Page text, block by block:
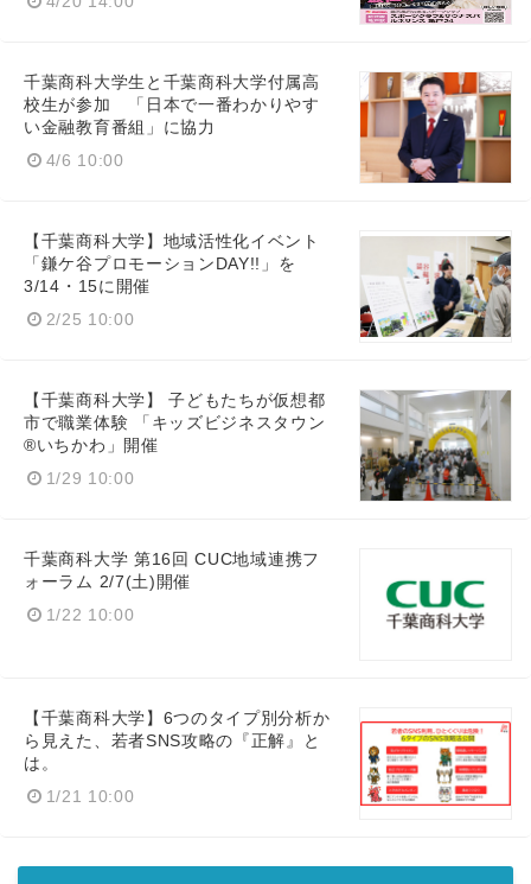
千葉商科大学生と千葉商科大学付属高
校生が参加 「日本で一番わかりやす
い金融教育番組」に協力
4/6 10:00
【千葉商科大学】地域活性化イベント
「鎌ケ谷プロモーションDAY!!」を
3/14・15に開催
2/25 10:00
【千葉商科大学】 子どもたちが仮想都
市で職業体験 「キッズビジネスタウン
®いちかわ」開催
1/29 10:00
千葉商科大学 第16回 CUC地域連携フ
ォーラム 2/7(土)開催
1/22 10:00
【千葉商科大学】6つのタイプ別分析か
ら見えた、若者SNS攻略の『正解』と
は。
1/21 10:00